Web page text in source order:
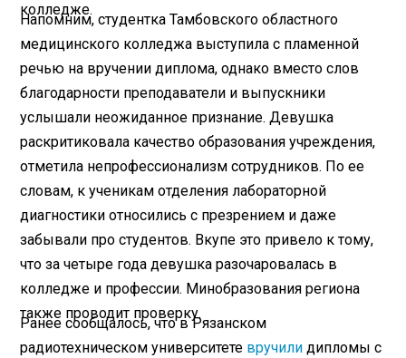
колледже.
Напомним, студентка Тамбовского областного
медицинского колледжа выступила с пламенной
речью на вручении диплома, однако вместо слов
благодарности преподаватели и выпускники
услышали неожиданное признание. Девушка
раскритиковала качество образования учреждения,
отметила непрофессионализм сотрудников. По ее
словам, к ученикам отделения лабораторной
диагностики относились с презрением и даже
забывали про студентов. Вкупе это привело к тому,
что за четыре года девушка разочаровалась в
колледже и профессии. Минобразования региона
также проводит проверку.
Ранее сообщалось, что в Рязанском
радиотехническом университете вручили дипломы с